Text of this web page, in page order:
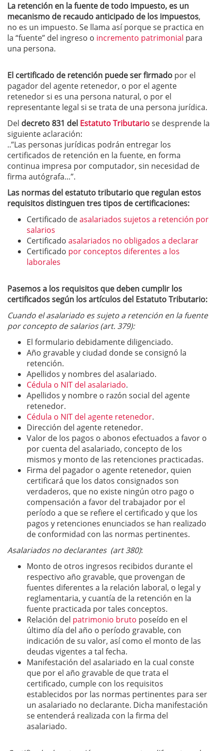
La retención en la fuente de todo impuesto, es un
mecanismo de recaudo anticipado de los impuestos,
no es un impuesto. Se llama así porque se practica en
la “fuente” del ingreso o incremento patrimonial para
una persona.
El certificado de retención puede ser firmado por el
pagador del agente retenedor, o por el agente
retenedor si es una persona natural, o por el
representante legal si se trata de una persona jurídica.
Del decreto 831 del Estatuto Tributariose desprende la
siguiente aclaración:
..”Las personas jurídicas podrán entregar los
certificados de retención en la fuente, en forma
continua impresa por computador, sin necesidad de
firma autógrafa…”.
Las normas del estatuto tributario que regulan estos
requisitos distinguen tres tipos de certificaciones:
Certificado deasalariados sujetos a retención por
salarios
Certificado asalariados no obligados a declarar
Certificado por conceptos diferentes a los
laborales
Pasemos a los requisitos que deben cumplir los
certificados según los artículos del Estatuto Tributario:
Cuando el asalariado es sujeto a retención en la fuente
por concepto de salarios (art. 379):
El formulario debidamente diligenciado.
Año gravable y ciudad donde se consignó la
retención.
Apellidos y nombres del asalariado.
Cédula o NIT del asalariado.
Apellidos y nombre o razón social del agente
retenedor.
Cédula o NIT del agente retenedor.
Dirección del agente retenedor.
Valor de los pagos o abonos efectuados a favor o
por cuenta del asalariado, concepto de los
mismos y monto de las retenciones practicadas.
Firma del pagador o agente retenedor, quien
certificará que los datos consignados son
verdaderos, que no existe ningún otro pago o
compensación a favor del trabajador por el
período a que se refiere el certificado y que los
pagos y retenciones enunciados se han realizado
de conformidad con las normas pertinentes.
Asalariados no declarantes (art 380):
Monto de otros ingresos recibidos durante el
respectivo año gravable, que provengan de
fuentes diferentes a la relación laboral, o legal y
reglamentaria, y cuantía de la retención en la
fuente practicada por tales conceptos.
Relación del patrimonio bruto poseído en el
último día del año o período gravable, con
indicación de su valor, así como el monto de las
deudas vigentes a tal fecha.
Manifestación del asalariado en la cual conste
que por el año gravable de que trata el
certificado, cumple con los requisitos
establecidos por las normas pertinentes para ser
un asalariado no declarante. Dicha manifestación
se entenderá realizada con la firma del
asalariado.